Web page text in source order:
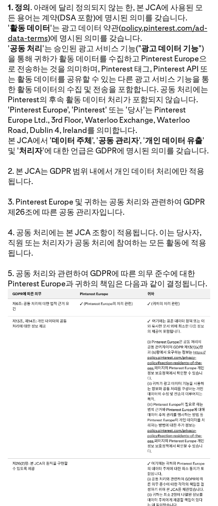
1. 정의 . 아래에 달리 정의되지 않는 한, 본 JCA에 사용된 모
든 용어는 계약(DSA 포함)에 명시된 의미를 갖습니다.
'활동 데이터 '는 광고 데이터 약관(policy.pinterest.com/ad-
data-terms)에 명시된 의미를 갖습니다.
'공동 처리 '는 승인된 광고 서비스 기능("광고 데이터 기능")
을 통해 귀하가 활동 데이터를 수집하고 Pinterest Europe으
로 전송하는 것을 의미하며, Pinterest 태그, Pinterest API 또
는 활동 데이터를 공유할 수 있는 다른 광고 서비스 기능을 통
한 활동 데이터의 수집 및 전송을 포함합니다. 공동 처리에는
Pinterest의 후속 활동 데이터 처리가 포함되지 않습니다.
'Pinterest Europe', 'Pinterest' 또는 '당사'는 Pinterest
Europe Ltd., 3rd Floor, Waterloo Exchange, Waterloo
Road, Dublin 4, Ireland를 의미합니다.
본 JCA에서 '데이터 주체 ', '공동 관리자', '개인 데이터 유출'
및 '처리자'에 대한 언급은 GDPR에 명시된 의미를 갖습니다.
2. 본 JCA는 GDPR 범위 내에서 개인 데이터 처리에만 적용
됩니다.
3. Pinterest Europe 및 귀하는 공동 처리와 관련하여 GDPR
제26조에 따른 공동 관리자입니다.
4. 공동 처리에는 본 JCA 조항이 적용됩니다. 이는 당사자,
직원 또는 처리자가 공동 처리에 참여하는 모든 활동에 적용
됩니다.
5. 공동 처리와 관련하여 GDPR에 따른 의무 준수에 대한
Pinterest Europe과 귀하의 책임은 다음과 같이 결정됩니다.